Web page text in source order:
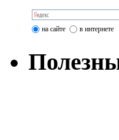
на сайте в интернете